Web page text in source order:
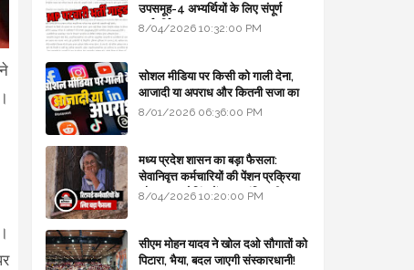
उपसमूह-4 अभ्यर्थियों के लिए संपूर्ण
मार्गदर्शिका
8/04/2026 10:32:00 PM
सोशल मीडिया पर किसी को गाली देना,
आजादी या अपराध और कितनी सजा का
प्रावधान - free legal advice
8/01/2026 06:36:00 PM
मध्य प्रदेश शासन का बड़ा फैसला:
सेवानिवृत्त कर्मचारियों की पेंशन प्रक्रिया
और बजट कोडिंग में हुए क्रांतिकारी
8/04/2026 10:20:00 PM
सीएम मोहन यादव ने खोल दओ सौगातों को
पिटारा, भैया, बदल जाएगी संस्कारधानी!